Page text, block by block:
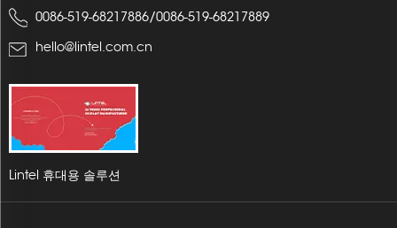
0086-519-68217886/0086-519-68217889
hello@lintel.com.cn
Lintel 휴대용 솔루션